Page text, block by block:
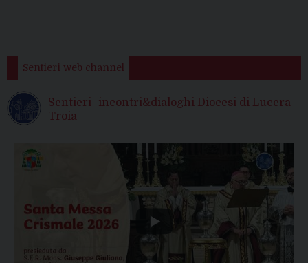
Sentieri web channel
Sentieri -incontri&dialoghi Diocesi di Lucera-
Troia